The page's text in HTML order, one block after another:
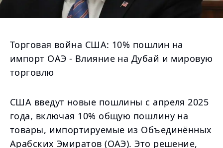
Торговая война США: 10% пошлин на
импорт ОАЭ - Влияние на Дубай и мировую
торговлю
США введут новые пошлины с апреля 2025
года, включая 10% общую пошлину на
товары, импортируемые из Объединённых
Арабских Эмиратов (ОАЭ). Это решение,